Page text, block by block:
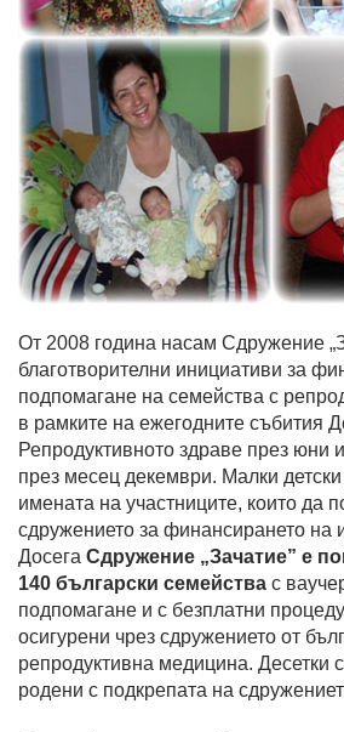
От 2008 година насам Сдружение
благотворителни инициативи за
подпомагане на семейства с
в рамките на ежегодните събития
Репродуктивното здраве през юни
през месец декември. Малки детски
имената на участниците, които да
сдружението за финансирането на
Досега Сдружение „Зачатие” е
140 български семейства с
подпомагане и с безплатни
осигурени чрез сдружението от
репродуктивна медицина. Десетки
родени с подкрепата на